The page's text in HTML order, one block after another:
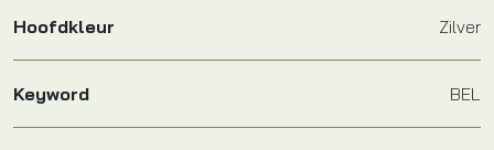
Hoofdkleur Zilver
Keyword BEL